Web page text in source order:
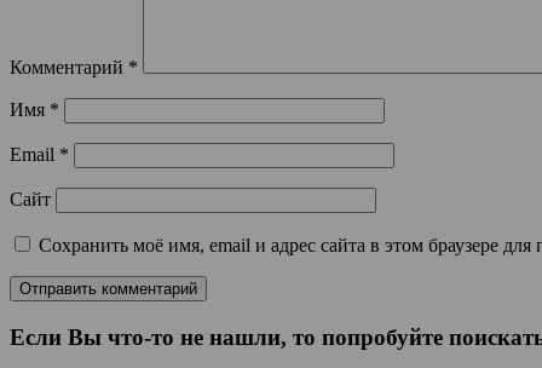
Комментарий *
Имя *
Email *
Сайт
Сохранить моё имя, email и адрес сайта в этом браузере
Если Вы что-то не нашли, то попробуйте